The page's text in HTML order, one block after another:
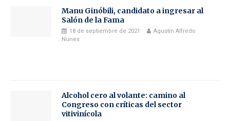
Manu Ginóbili, candidato a ingresar al
Salón de la Fama
18 de septiembre de 2021
Agustín Alfredo
Nunes
Alcohol cero al volante: camino al
Congreso con críticas del sector
vitivinícola